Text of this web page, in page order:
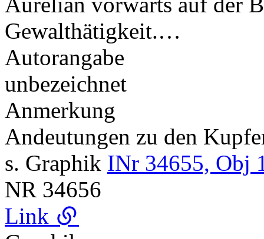
Gewalthätigkeit.…
Autorangabe
unbezeichnet
Anmerkung
Andeutungen zu den
s. Graphik INr 34655, Obj
NR 34656
Link